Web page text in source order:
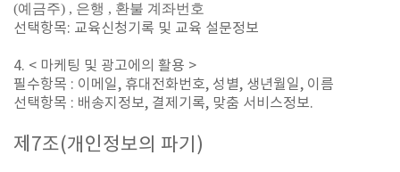
(예금주) , 은행 , 환불 계좌번호
선택항목: 교육신청기록 및 교육 설문정보
4. < 마케팅 및 광고에의 활용 >
필수항목 : 이메일, 휴대전화번호, 성별, 생년월일, 이름
선택항목 : 배송지정보, 결제기록, 맞춤 서비스정보.
제 7조(개인정보의 파기 )